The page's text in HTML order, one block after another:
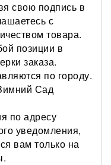
свою подпись в
с
товара.
позиции в
заказа.
по городу.
Сад
по адресу
уведомления,
вам только на